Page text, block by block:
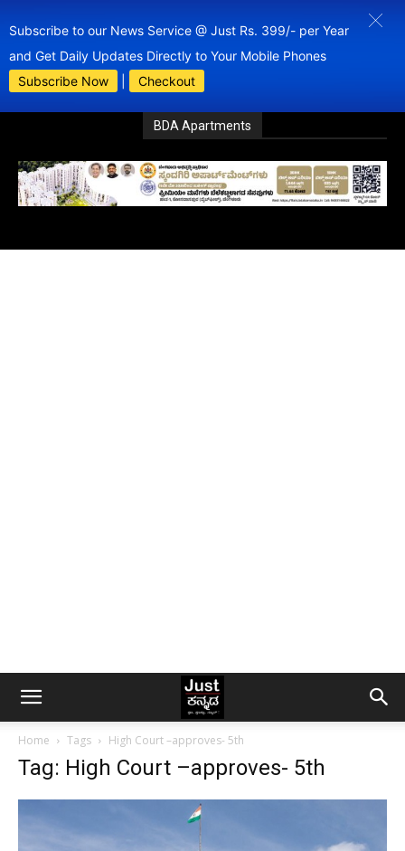
Subscribe to our News Service @ Just Rs. 399/- per Year
and Get Daily Updates Directly to Your Mobile Phones
Subscribe Now
Checkout
BDA Apartments
Home Tags High Court –approves- 5th
Tag: High Court –approves- 5th